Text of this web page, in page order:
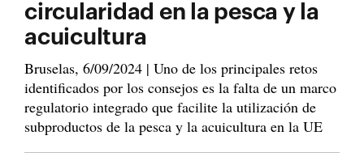
circularidad en la pesca y la
acuicultura
Bruselas, 6/09/2024 | Uno de los principales retos
identificados por los consejos es la falta de un marco
regulatorio integrado que facilite la utilización de
subproductos de la pesca y la acuicultura en la UE